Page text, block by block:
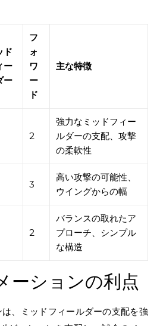
ド
ー
ー
フ
ォ
ワ
ー
ド
主な特徴
2
強力なミッドフィー
ルダーの支配、攻撃
の柔軟性
3
高い攻撃の可能性、
ウイングからの幅
2
バランスの取れたア
プローチ、シンプル
な構造
ーションの利点
、ミッドフィールダーの支配を強